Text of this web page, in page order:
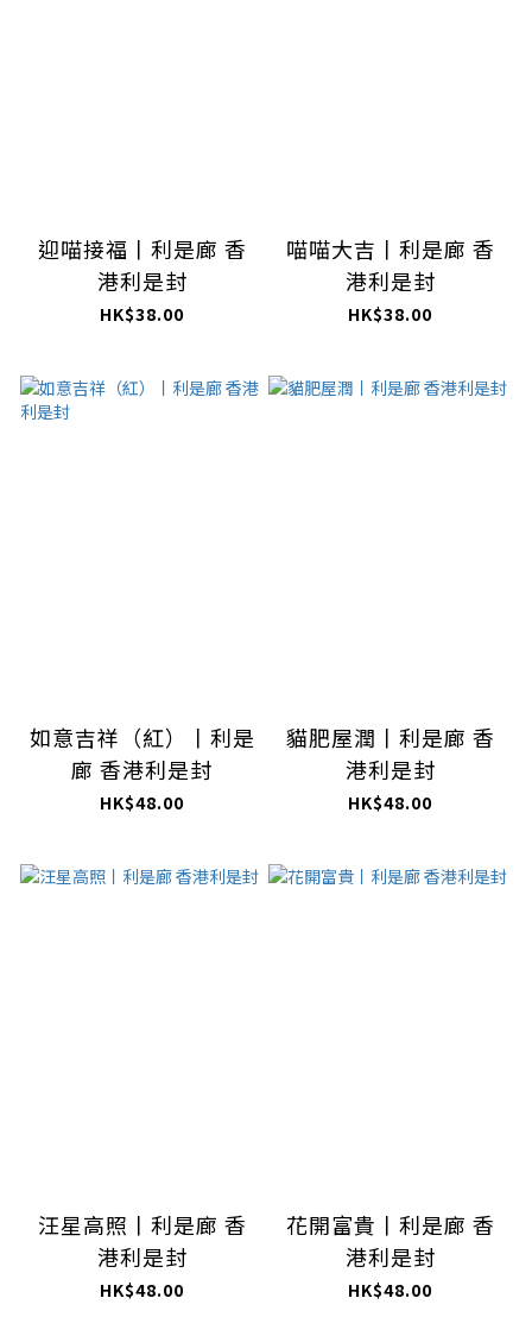
迎喵接福丨利是廊 香
港利是封
HK$38.00
喵喵大吉丨利是廊 香
港利是封
HK$38.00
如意吉祥（紅）丨利是
廊 香港利是封
HK$48.00
貓肥屋潤丨利是廊 香
港利是封
HK$48.00
汪星高照丨利是廊 香
港利是封
HK$48.00
花開富貴丨利是廊 香
港利是封
HK$48.00